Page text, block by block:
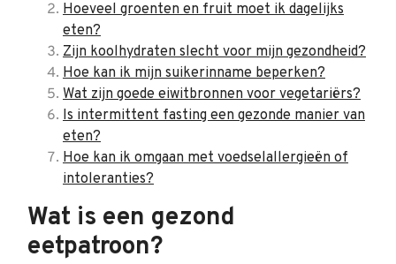
Hoeveel groenten en fruit moet ik dagelijks
eten?
Zijn koolhydraten slecht voor mijn gezondheid?
Hoe kan ik mijn suikerinname beperken?
Wat zijn goede eiwitbronnen voor vegetariërs?
Is intermittent fasting een gezonde manier van
eten?
Hoe kan ik omgaan met voedselallergieën of
intoleranties?
Wat is een gezond
eetpatroon?